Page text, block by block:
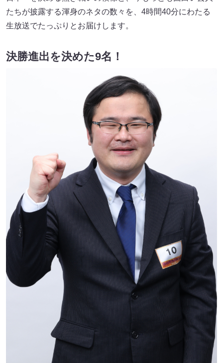
たちが披露する渾身のネタの数々を、4時間40分にわたる
生放送でたっぷりとお届けします。
決勝進出を決めた9名！